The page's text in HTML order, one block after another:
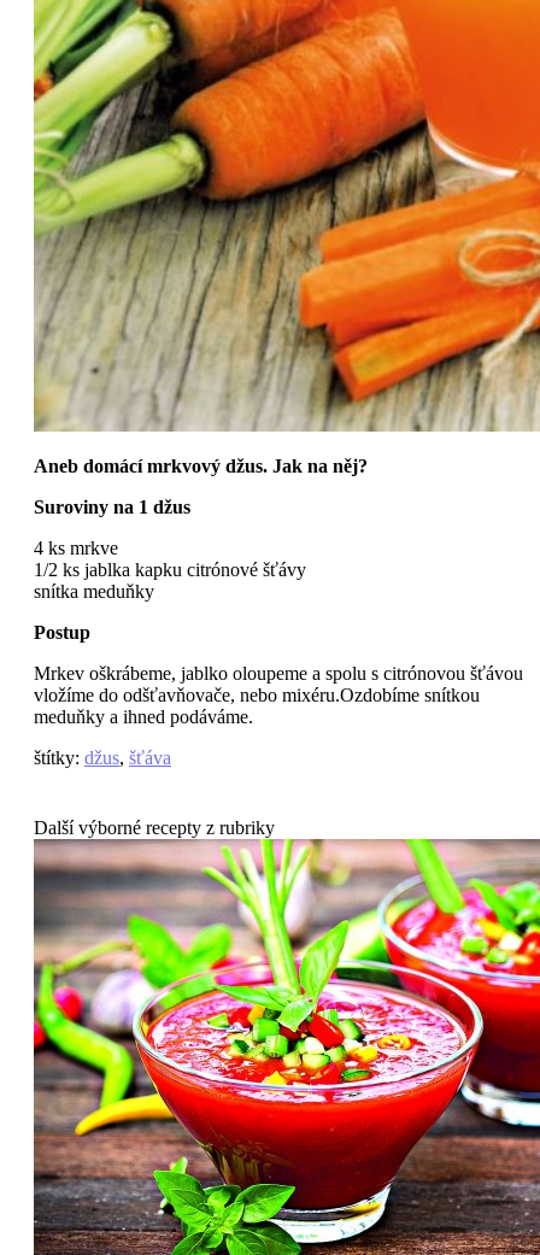
Aneb domácí mrkvový džus. Jak na něj?
Suroviny na 1 džus
4 ks mrkve
1/2 ks jablka kapku citrónové šťávy
snítka meduňky
Postup
Mrkev oškrábeme, jablko oloupeme a spolu s citrónovou šťávou
vložíme do odšťavňovače, nebo mixéru.Ozdobíme snítkou
meduňky a ihned podáváme.
štítky: džus, šťáva
Další výborné recepty z rubriky